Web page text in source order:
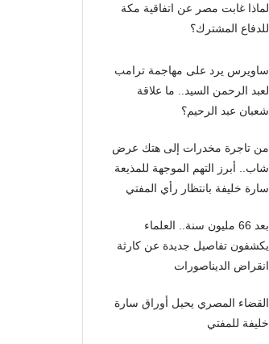
لماذا غابت مصر عن اتفاقية مكة
للدفاع المشترك؟
ساويرس يرد على مهاجمة ترامب
لعبد الرحمن السيد.. ما علاقة
شعبان عبد الرحيم؟
من تاجرة مخدرات إلى هتك عرض
شاب.. أبرز التهم الموجهة للمذيعة
سارة خليفة بانتظار رأي المفتي
بعد 66 مليون سنة.. العلماء
يكشفون تفاصيل جديدة عن كارثة
انقراض الديناصورات
القضاء المصري يحيل أوراق سارة
خليفة للمفتي